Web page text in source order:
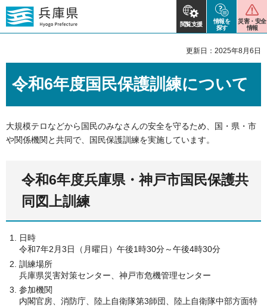
閲覧支援
情報を
探す
災害・安全
情報
更新日：2025年8月6日
令和6年度国民保護訓練について
大規模テロなどから国民のみなさんの安全を守るため、国・県・市
や関係機関と共同で、国民保護訓練を実施しています。
令和6年度兵庫県・神戸市国民保護共
同図上訓練
日時
令和7年2月3日（月曜日）午後1時30分～午後4時30分
訓練場所
兵庫県災害対策センター、神戸市危機管理センター
参加機関
内閣官房、消防庁、陸上自衛隊第3師団、陸上自衛隊中部方面特